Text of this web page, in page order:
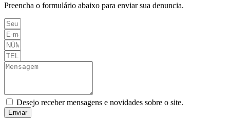
Preencha o formulário abaixo para enviar sua denuncia.
Desejo receber mensagens e novidades sobre o site.
Enviar